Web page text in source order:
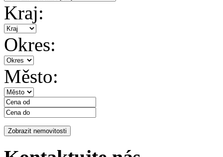
Kraj:
Okres:
Město: